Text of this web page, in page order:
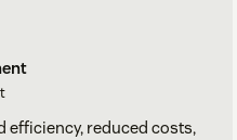
efficiency, reduced costs,